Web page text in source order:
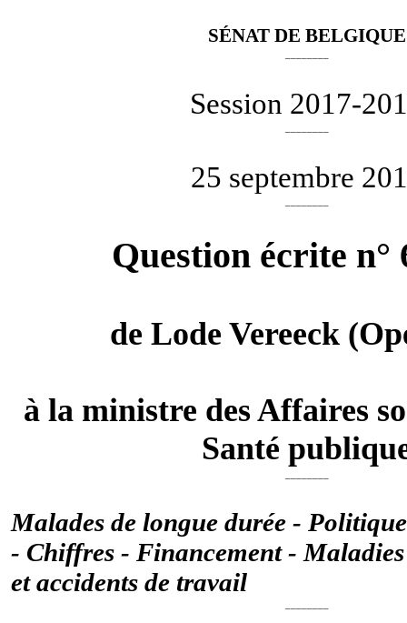
SÉNAT DE BELGIQUE
Session 2017-
25 septembre
Question écrite n°
de Lode Vereeck
à la ministre des Affaires
Santé
Malades de longue durée -
- Chiffres - Financement -
et accidents de travail